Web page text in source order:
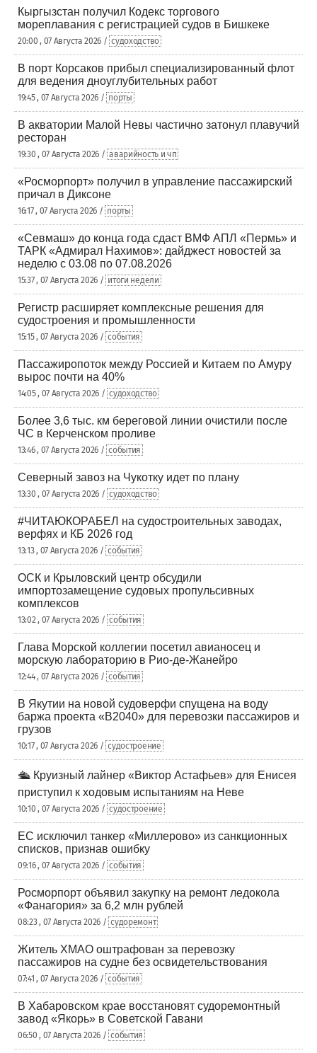
Кыргызстан получил Кодекс торгового
мореплавания с регистрацией судов в Бишкеке
20:00 , 07 Августа 2026 / судоходство
В порт Корсаков прибыл специализированный флот
для ведения дноуглубительных работ
19:45 , 07 Августа 2026 / порты
В акватории Малой Невы частично затонул плавучий
ресторан
19:30 , 07 Августа 2026 / аварийность и чп
«Росморпорт» получил в управление пассажирский
причал в Диксоне
16:17 , 07 Августа 2026 / порты
«Севмаш» до конца года сдаст ВМФ АПЛ «Пермь» и
ТАРК «Адмирал Нахимов»: дайджест новостей за
неделю с 03.08 по 07.08.2026
15:37 , 07 Августа 2026 / итоги недели
Регистр расширяет комплексные решения для
судостроения и промышленности
15:15 , 07 Августа 2026 / события
Пассажиропоток между Россией и Китаем по Амуру
вырос почти на 40%
14:05 , 07 Августа 2026 / судоходство
Более 3,6 тыс. км береговой линии очистили после
ЧС в Керченском проливе
13:46 , 07 Августа 2026 / события
Северный завоз на Чукотку идет по плану
13:30 , 07 Августа 2026 / судоходство
#ЧИТАЮКОРАБЕЛ на судостроительных заводах,
верфях и КБ 2026 год
13:13 , 07 Августа 2026 / события
ОСК и Крыловский центр обсудили
импортозамещение судовых пропульсивных
комплексов
13:02 , 07 Августа 2026 / события
Глава Морской коллегии посетил авианосец и
морскую лабораторию в Рио-де-Жанейро
12:44 , 07 Августа 2026 / события
В Якутии на новой судоверфи спущена на воду
баржа проекта «В2040» для перевозки пассажиров и
грузов
10:17 , 07 Августа 2026 / судостроение
🛳️ Круизный лайнер «Виктор Астафьев» для Енисея
приступил к ходовым испытаниям на Неве
10:10 , 07 Августа 2026 / судостроение
ЕС исключил танкер «Миллерово» из санкционных
списков, признав ошибку
09:16 , 07 Августа 2026 / события
Росморпорт объявил закупку на ремонт ледокола
«Фанагория» за 6,2 млн рублей
08:23 , 07 Августа 2026 / судоремонт
Житель ХМАО оштрафован за перевозку
пассажиров на судне без освидетельствования
07:41 , 07 Августа 2026 / события
В Хабаровском крае восстановят судоремонтный
завод «Якорь» в Советской Гавани
06:50 , 07 Августа 2026 / события